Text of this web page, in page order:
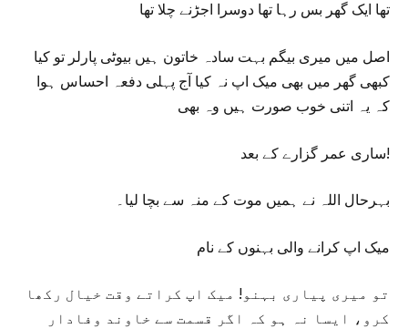
تھا ایک گھر بس رہا تھا دوسرا اجڑنے چلا تھا
اصل میں میری بیگم بہت سادہ خاتون ہیں بیوٹی پارلر تو کیا
کبھی گھر میں بھی میک اپ نہ کیا آج پہلی دفعہ احساس ہوا
کہ یہ اتنی خوب صورت ہیں وہ بھی
ساری عمر گزارے کے بعد!
بہرحال اللہ نے ہمیں موت کے منہ سے بچا لیا۔
میک اپ کرانے والی بہنوں کے نام
تو میری پیاری بہنو! میک اپ کراتے وقت خیال رکھا
کرو، ایسا نہ ہو کہ اگر قسمت سے خاوند وفادار